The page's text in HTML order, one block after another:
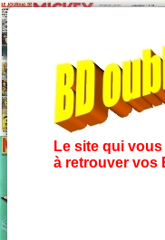
Le site qui vous
à retrouver vos